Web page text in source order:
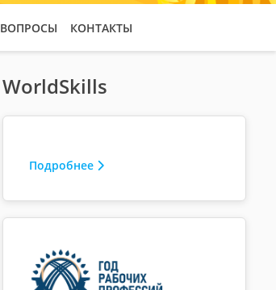
ВОПРОСЫ КОНТАКТЫ
WorldSkills
Подробнее